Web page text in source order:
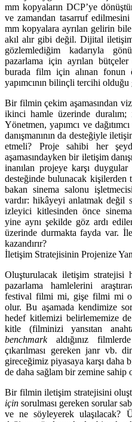
mm kopyaların DCP’ye
ve zamandan tasarruf
mm kopyalara ayrılan gelirin bile
akıl alır gibi değil. Dijital
gözlemlediğim kadarıyla
pazarlama için ayrılan
burada film için alınan fonun
yapımcının bilinçli tercihi
Bir filmin çekim aşamasından
ikinci hamle üzerinde duralım;
Yönetmen, yapımcı ve
danışmanının da desteğiyle
etmeli? Proje sahibi her
aşamasındayken bir iletişim
inanılan projeye karşı
desteğinde bulunacak kişilerden
bakan sinema salonu
vardır: hikâyeyi anlatmak değil
izleyici kitlesinden önce
yine aynı şekilde göz ardı
üzerinde durmakta fayda var.
kazandırır?
İletişim Stratejisinin Projenize
Oluşturulacak iletişim stratejisi
pazarlama hamlelerini
festival filmi mi, gişe filmi mi
olur. Bu aşamada kendimize
hedef kitlemizi belirlememize
kitle (filminizi yansıtan
benchmarkaldığınız
çıkarılması gereken janr vb.
gireceğimiz piyasaya karşı daha
de daha sağlam bir zemine sahip
Bir filmin iletişim stratejisini
için sorulması gereken sorular
ve ne söyleyerek ulaşılacak?